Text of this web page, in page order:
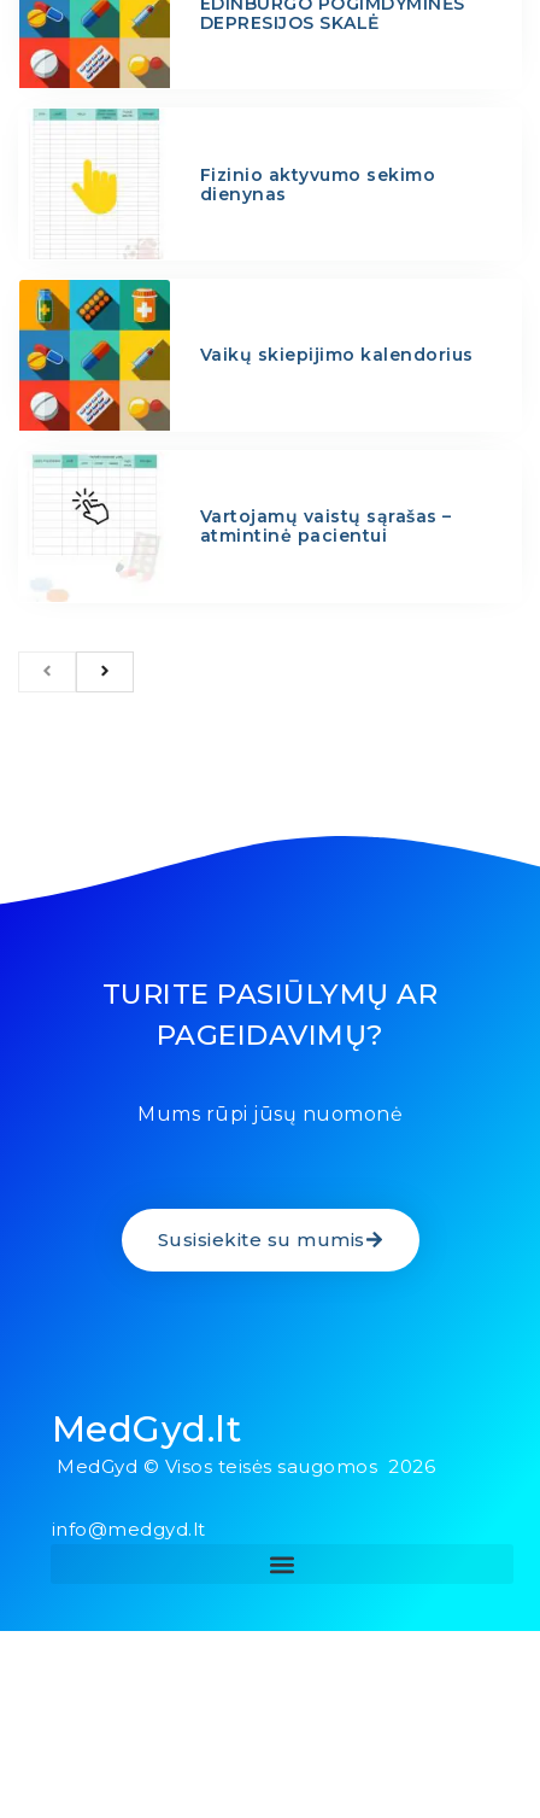
DEPRESIJOS SKALĖ
Fizinio aktyvumo sekimo
dienynas
Vaikų skiepijimo kalendorius
Vartojamų vaistų sąrašas –
atmintinė pacientui
TURITE PASIŪLYMŲ AR
PAGEIDAVIMŲ?
Mums rūpi jūsų nuomonė
Susisiekite su mumis
MedGyd.lt
MedGyd © Visos teisės saugomos 2026
info@medgyd.lt